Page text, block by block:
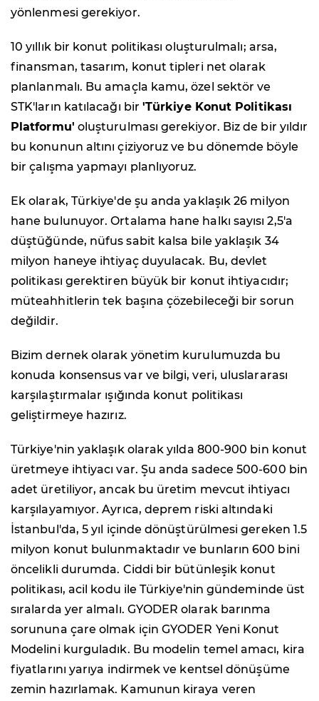
yönlenmesi gerekiyor.
10 yıllık bir konut politikası oluşturulmalı; arsa,
finansman, tasarım, konut tipleri net olarak
planlanmalı. Bu amaçla kamu, özel sektör ve
STK'ların katılacağı bir'Türkiye Konut Politikası
Platformu' oluşturulması gerekiyor. Biz de bir yıldır
bu konunun altını çiziyoruz ve bu dönemde böyle
bir çalışma yapmayı planlıyoruz.
Ek olarak, Türkiye'de şu anda yaklaşık 26 milyon
hane bulunuyor. Ortalama hane halkı sayısı 2,5'a
düştüğünde, nüfus sabit kalsa bile yaklaşık 34
milyon haneye ihtiyaç duyulacak. Bu, devlet
politikası gerektiren büyük bir konut ihtiyacıdır;
müteahhitlerin tek başına çözebileceği bir sorun
değildir.
Bizim dernek olarak yönetim kurulumuzda bu
konuda konsensus var ve bilgi, veri, uluslararası
karşılaştırmalar ışığında konut politikası
geliştirmeye hazırız.
Türkiye'nin yaklaşık olarak yılda 800-900 bin konut
üretmeye ihtiyacı var. Şu anda sadece 500-600 bin
adet üretiliyor, ancak bu üretim mevcut ihtiyacı
karşılayamıyor. Ayrıca, deprem riski altındaki
İstanbul'da, 5 yıl içinde dönüştürülmesi gereken 1.5
milyon konut bulunmaktadır ve bunların 600 bini
öncelikli durumda. Ciddi bir bütünleşik konut
politikası, acil kodu ile Türkiye'nin gündeminde üst
sıralarda yer almalı. GYODER olarak barınma
sorununa çare olmak için GYODER Yeni Konut
Modelini kurguladık. Bu modelin temel amacı, kira
fiyatlarını yarıya indirmek ve kentsel dönüşüme
zemin hazırlamak. Kamunun kiraya veren